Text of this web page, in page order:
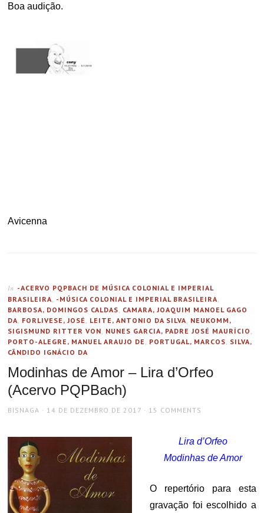
Boa audição.
Avicenna
In -ACERVO PQPBACH DE MÚSICA COLONIAL E IMPERIAL
BRASILEIRA -MÚSICA COLONIAL E IMPERIAL BRASILEIRA
BARBOSA, DOMINGOS CALDAS CAMARA, JOAQUIM MANOEL GAGO
DA FORLIVESE, JOSÉ LEITE, ANTONIO DA SILVA NEUKOMM,
SIGISMUND RITTER VON NUNES GARCIA, PADRE JOSÉ MAURÍCIO
PORTO-ALEGRE, MANUEL ARAUJO DE
PORTUGAL, MARCOS SILVA,
CÂNDIDO IGNÁCIO DA
Modinhas de Amor – Lira d’Orfeo
(Acervo PQPBach)
AUTHOR
BISNAGA
POSTED
14 DE DEZEMBRO DE 2017 15 COMMENTS
Lira d’Orfeo
Modinhas de Amor
O repertório para esta
gravação foi escolhido a